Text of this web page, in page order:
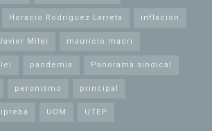
Horacio Rodríguez Larreta inflación
Milei mauricio macri
pandemia Panorama sindical
peronismo principal
UOM UTEP